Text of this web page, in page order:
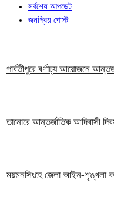
সর্বশেষ আপডেট
জনপ্রিয় পোস্ট
পার্বতীপুরে বর্ণাঢ্য আয়োজনে
তানোরে আন্তর্জাতিক আদিবাসী
ময়মনসিংহে জেলা আইন-শৃঙ্খলা